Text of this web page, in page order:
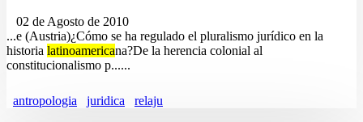
02 de Agosto de 2010
...e (Austria)¿Cómo se ha regulado el pluralismo jurídico en la
historia latinoamericana?De la herencia colonial al
constitucionalismo p......
antropologia juridica relaju